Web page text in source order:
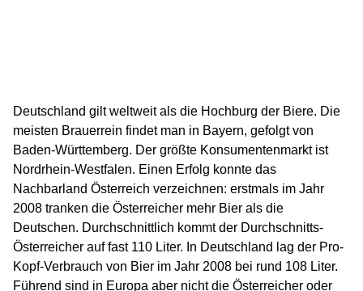
Deutschland gilt weltweit als die Hochburg der Biere. Die
meisten Brauerrein findet man in Bayern, gefolgt von
Baden-Württemberg. Der größte Konsumentenmarkt ist
Nordrhein-Westfalen. Einen Erfolg konnte das
Nachbarland Österreich verzeichnen: erstmals im Jahr
2008 tranken die Österreicher mehr Bier als die
Deutschen. Durchschnittlich kommt der Durchschnitts-
Österreicher auf fast 110 Liter. In Deutschland lag der Pro-
Kopf-Verbrauch von Bier im Jahr 2008 bei rund 108 Liter.
Führend sind in Europa aber nicht die Österreicher oder